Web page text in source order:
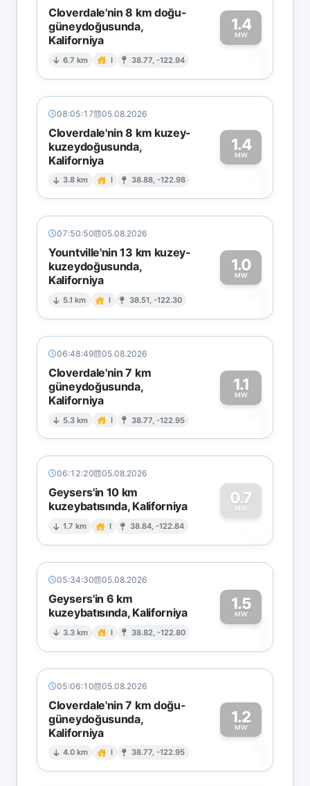
Cloverdale'nin 8 km doğu-
güneydoğusunda,
Kaliforniya
6.7 km I 38.77, -122.94
1.4
MW
1
08:05:17 05.08.2026
Cloverdale'nin 8 km kuzey-
kuzeydoğusunda,
Kaliforniya
3.8 km I 38.88, -122.98
1.4
MW
1
07:50:50 05.08.2026
Yountville'nin 13 km kuzey-
kuzeydoğusunda,
Kaliforniya
5.1 km I 38.51, -122.30
1.0
MW
1
06:48:49 05.08.2026
Cloverdale'nin 7 km
güneydoğusunda,
Kaliforniya
5.3 km I 38.77, -122.95
1.1
MW
1
06:12:20 05.08.2026
Geysers'in 10 km
kuzeybatısında, Kaliforniya
1.7 km I 38.84, -122.84
0.7
MW
0
05:34:30 05.08.2026
Geysers'in 6 km
kuzeybatısında, Kaliforniya
3.3 km I 38.82, -122.80
1.5
MW1
05:06:10 05.08.2026
Cloverdale'nin 7 km doğu-
güneydoğusunda,
Kaliforniya
4.0 km I 38.77, -122.95
1.2
MW
1